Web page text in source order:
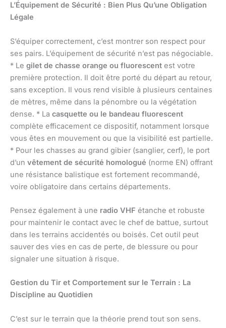
L’Équipement de Sécurité : Bien Plus Qu’une Obligation
Légale
S’équiper correctement, c’est montrer son respect pour
ses pairs. L’équipement de sécurité n’est pas négociable.
* Le gilet de chasse orange ou fluorescent est votre
première protection. Il doit être porté du départ au retour,
sans exception. Il vous rend visible à plusieurs centaines
de mètres, même dans la pénombre ou la végétation
dense. * La casquette ou le bandeau fluorescent
complète efficacement ce dispositif, notamment lorsque
vous êtes en mouvement ou que la visibilité est partielle.
* Pour les chasses au grand gibier (sanglier, cerf), le port
d’un vêtement de sécurité homologué (norme EN) offrant
une résistance balistique est fortement recommandé,
voire obligatoire dans certains départements.
Pensez également à une radio VHF étanche et robuste
pour maintenir le contact avec le chef de battue, surtout
dans les terrains accidentés ou boisés. Cet outil peut
sauver des vies en cas de perte, de blessure ou pour
signaler une situation à risque.
Gestion du Tir et Comportement sur le Terrain : La
Discipline au Quotidien
C’est sur le terrain que la théorie prend tout son sens.